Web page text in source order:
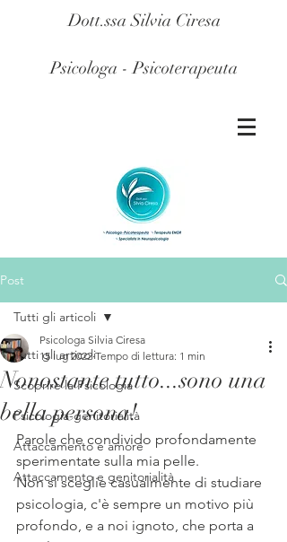
Dott.ssa Silvia Ciresa
Psicologa - Psicoterapeuta
Post
Tutti gli articoli
Scoprire la Psicologia
Psicologia-genitorialità
Attaccamento e amore
Attaccamento e genitorialità
Tutti gli articoli
Nonostante tutto...sono una
bella persona!
Psicologa Silvia Ciresa
15 lug 2022 Tempo di lettura: 1 min
Parole che condivido profondamente
sperimentate sulla mia pelle.
Non si sceglie casualmente di studiare
psicologia, c'è sempre un motivo più
profondo, e a noi ignoto, che porta a